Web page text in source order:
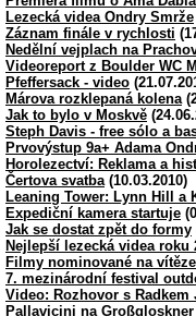
Lezecká videa Ondry Smrže
Záznam finále v rychlosti
Nedělní vejplach na
Videoreport z Boulder WC
Pfeffersack - video
Márova rozklepaná kolena
Jak to bylo v Moskvě
Steph Davis - free sólo a
Prvovýstup 9a+ Adama
Horolezectví: Reklama a
Čertova svatba (10.03.2010)
Leaning Tower: Lynn Hill a
Expediční kamera startuje
Jak se dostat zpět do formy
Nejlepší lezecká videa roku
Filmy nominované na
7. mezinárodní festival
Video: Rozhovor s Radkem
Pallavicini na Großgloskner